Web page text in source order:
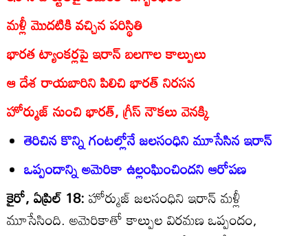
మళ్లీ మొదటికి వచ్చిన పరిస్థితి
భారత ట్యాంకర్లపై ఇరాన్‌ బలగాల కాల్పులు
ఆ దేశ రాయబారిని పిలిచి భారత్‌ నిరసన
హోర్ముజ్‌ నుంచి భారత్‌, గ్రీస్‌ నౌకలు వెనక్కి
తెరిచిన కొన్ని గంటల్లోనే జలసంధిని మూసేసిన ఇరాన్‌
ఒప్పందాన్ని అమెరికా ఉల్లంఘించిందని ఆరోపణ
కైరో, ఏప్రిల్‌ 18:హోర్ముజ్‌ జలసంధిని ఇరాన్‌ మళ్లీ
మూసేసింది. అమెరికాతో కాల్పుల విరమణ ఒప్పందం,